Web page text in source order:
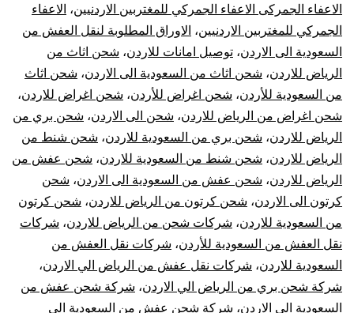
|
نقل
عفش
من
الرياض
للأردن
الاعفاء الجمركى الاعفاء الجمركي للمغتربين الاردنيين، الاعفاء
الجمركي للمغتربين الاردنيين، الاوراق المطلوبة لنقل العفش من
السعودية الى الاردن، توصيل امانات للاردن، شحن اثاث من
الرياض للاردن، شحن اثاث من السعودية الى الاردن، شحن اثاث
من السعودية للأردن، شحن اغراض للأردن، شحن اغراض للاردن،
شحن اغراض من الرياض للاردن، شحن الى الاردن، شحن بري من
الرياض للاردن، شحن بري من السعودية للاردن، شحن شنط من
الرياض للاردن، شحن شنط من السعودية للاردن، شحن عفش من
الرياض للاردن، شحن عفش من السعودية الى الاردن، شحن
كرتون الى الاردن، شحن كرتون من الرياض للاردن، شحن كرتون
من السعودية للاردن، شركات شحن من الرياض للاردن، شركات
نقل العفش من السعودية للأردن، شركات نقل العفش من
السعودية للاردن، شركات نقل عفش من الرياض الي الاردن،
شركة شحن بري من الرياض الي الاردن، شركة شحن عفش من
السعودية الى الاردن، شركة شحن عفش من السعودية الي